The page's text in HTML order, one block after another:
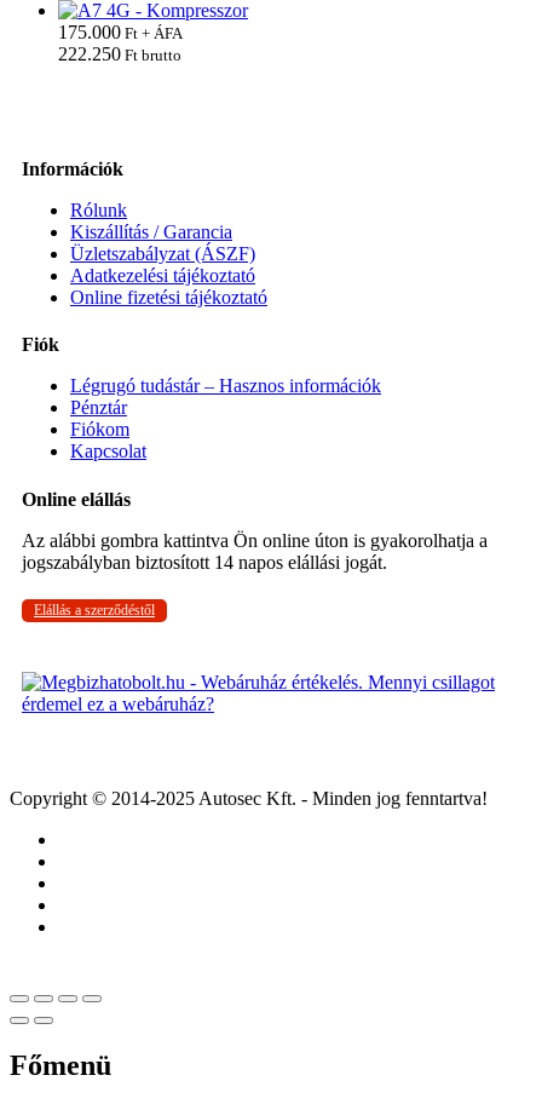
175.000 Ft + ÁFA
222.250 Ft brutto
Információk
Rólunk
Kiszállítás / Garancia
Üzletszabályzat (ÁSZF)
Adatkezelési tájékoztató
Online fizetési tájékoztató
Fiók
Légrugó tudástár – Hasznos információk
Pénztár
Fiókom
Kapcsolat
Online elállás
Az alábbi gombra kattintva Ön online úton is gyakorolhatja a
jogszabályban biztosított 14 napos elállási jogát.
Elállás a szerződéstől
Copyright © 2014-2025 Autosec Kft. - Minden jog fenntartva!
Főmenü